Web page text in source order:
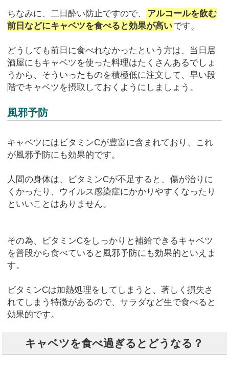
ちなみに、二日酔い防止ですので、
アルコールを飲む
前日などにキャベツを食べると効果が高いです。
どうしても前日に食べれなかったという方は、当日居
酒屋にもキャベツを使った料理はたくさんあるでしょ
うから、そういったものを積極低に注文して、早い段
階でキャベツを摂取しておくようにしましょう。
風邪予防
キャベツにはビタミンCが豊富に含まれており、これ
が風邪予防にも効果的です。
人間の身体は、ビタミンCが不足すると、傷が治りに
くかったり、ウイルス感染症にかかりやすくなったり
といいことはありません。
その為、ビタミンCをしっかりと補給できるキャベツ
を普段から食べていると風邪予防にも効果的といえま
す。
ビタミンCは加熱処理をしてしまうと、著しく損失さ
れてしまう特徴があるので、サラダなど生で食べると
効果的です。
キャベツを食べ過ぎるとどうなる？